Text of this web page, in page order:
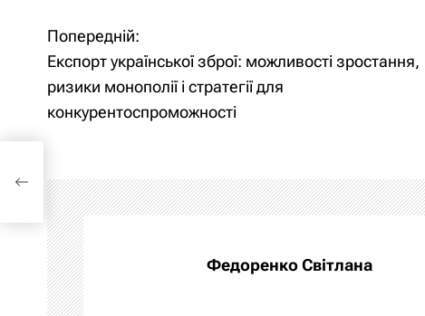
Н
а
в
г
а
ц
Попередній:
Експорт української зброї: можливості зростання,
ризики монополії і стратегії для
конкурентоспроможності
Федоренко Світлана